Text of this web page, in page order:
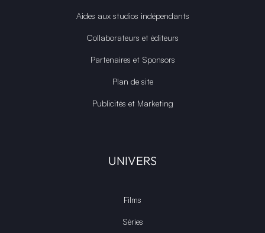
Aides aux studios indépendants
Collaborateurs et éditeurs
Partenaires et Sponsors
Plan de site
Publicités et Marketing
UNIVERS
Films
Séries